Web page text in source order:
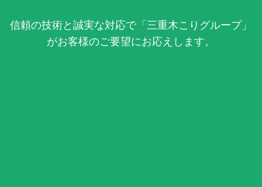
信頼の技術と誠実な対応で「三重木こりグループ」
がお客様のご要望にお応えします。